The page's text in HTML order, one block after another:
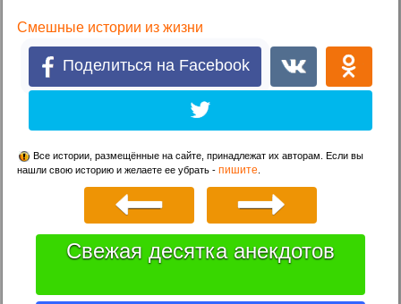
Смешные истории из жизни
Поделиться на Facebook
Все истории, размещённые на сайте, принадлежат их авторам. Если вы
нашли свою историю и желаете ее убрать -пишите
Свежая десятка анекдотов